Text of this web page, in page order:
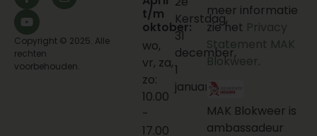
Copyright © 2025. Alle
rechten
voorbehouden.
t/m
oktober:
wo,
vr, za,
zo:
10.00
-
17.00
Kerstdag,
31
december,
1
januari
meer informatie
zie het Privacy
Statement MAK
Blokweer.
MAK Blokweer is
ambassadeur